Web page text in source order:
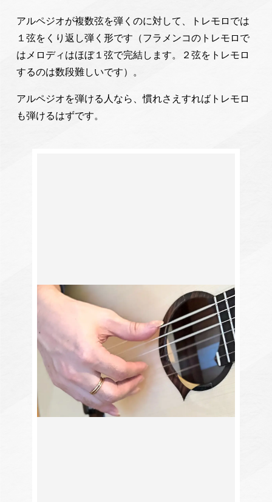
アルペジオが複数弦を弾くのに対して、トレモロでは
１弦をくり返し弾く形です（フラメンコのトレモロで
はメロディはほぼ１弦で完結します。２弦をトレモロ
するのは数段難しいです）。
アルペジオを弾ける人なら、慣れさえすればトレモロ
も弾けるはずです。